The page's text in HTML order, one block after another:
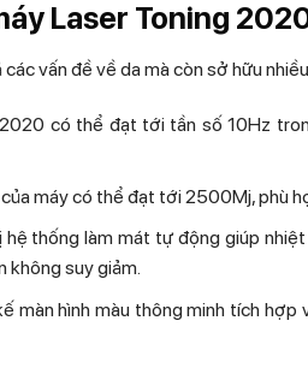
Laser Toning
vấn đề về da mà còn sở hữu
có thể đạt tới tần số 10Hz
máy có thể đạt tới 2500Mj, phù
thống làm mát tự động giúp
không suy giảm.
màn hình màu thông minh tích hợp